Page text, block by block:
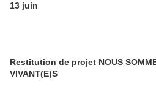
13 juin
Restitution de projet NOUS
VIVANT(E)S